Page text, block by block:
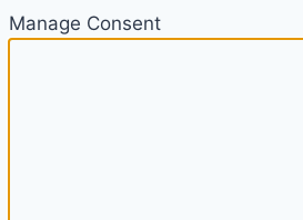
Manage Consent